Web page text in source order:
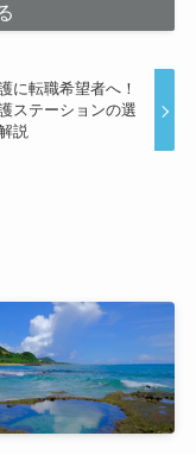
に転職希望者へ！
ステーションの選
説